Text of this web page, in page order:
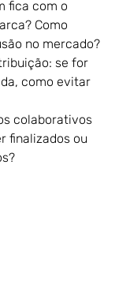
fica com o
Como
no mercado?
se for
como evitar
colaborativos
finalizados ou